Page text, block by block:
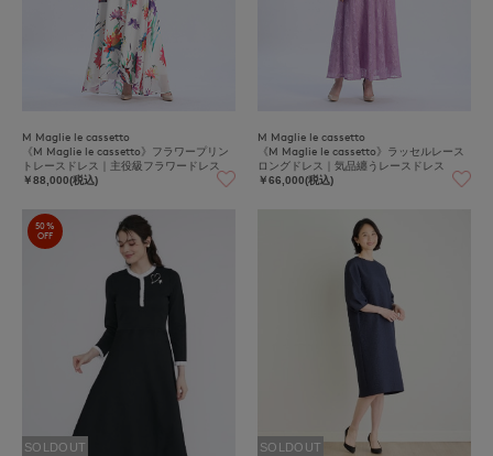
M Maglie le cassetto
《M Maglie le cassetto》フラワープリン
トレースドレス｜主役級フラワードレス
￥88,000(税込)
M Maglie le cassetto
《M Maglie le cassetto》ラッセルレース
ロングドレス｜気品纏うレースドレス
￥66,000(税込)
50%
OFF
SOLDOUT SOLDOUT